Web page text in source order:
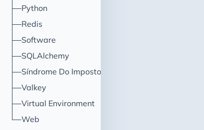
Python
Redis
Software
SQLAlchemy
Síndrome Do Impostor
Valkey
Virtual Environment
Web